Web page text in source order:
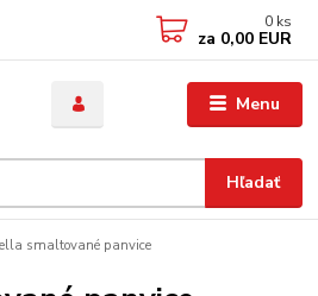
Menu
Hľadať
0 ks
za 0,00 EUR
smaltované panvice